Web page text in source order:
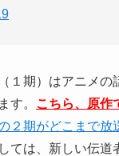
１期）はアニメ
す。 こちら、原作
２期がどこまで放
ては、新しい伝